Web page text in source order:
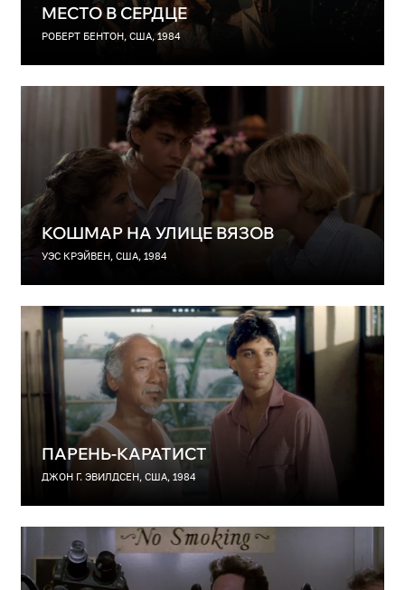
МЕСТО В СЕРДЦЕ
РОБЕРТ БЕНТОН, США, 1984
КОШМАР НА УЛИЦЕ ВЯЗОВ
УЭС КРЭЙВЕН, США, 1984
ПАРЕНЬ-КАРАТИСТ
ДЖОН Г. ЭВИЛДСЕН, США, 1984